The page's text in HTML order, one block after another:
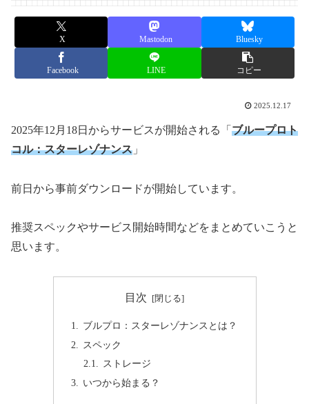
X Mastodon Bluesky
Facebook LINE コピー
2025.12.17
2025年12月18日からサービスが開始される「 ブループロト
コル：スターレゾナンス 」
前日から事前ダウンロードが開始しています。
推奨スペックやサービス開始時間などをまとめていこうと
思います。
目次
ブルプロ：スターレゾナンスとは？
スペック
ストレージ
いつから始まる？